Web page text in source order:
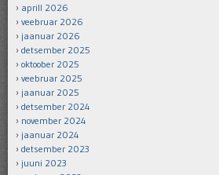
aprill 2026
veebruar 2026
jaanuar 2026
detsember 2025
oktoober 2025
veebruar 2025
jaanuar 2025
detsember 2024
november 2024
jaanuar 2024
detsember 2023
juuni 2023